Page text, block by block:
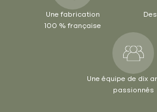
Une fabrication
100 % française
Une équipe de dix
passionnés